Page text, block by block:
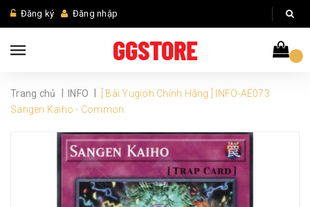
Đăng ký Đăng nhập
Trang chủ INFO
[ Bài Yugioh Chính Hãng ] INFO-AE073
Sangen Kaiho - Common